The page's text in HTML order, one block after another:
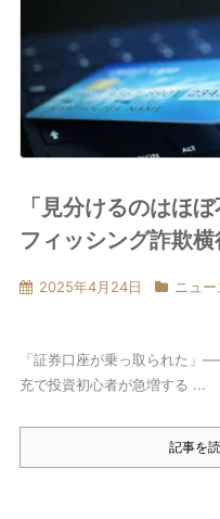
「見分けるのはほ
フィッシング詐欺
2025年4月24日 ニュー
「証券口座が乗っ取られた」
充で投資初心者が急増する ...
記事を